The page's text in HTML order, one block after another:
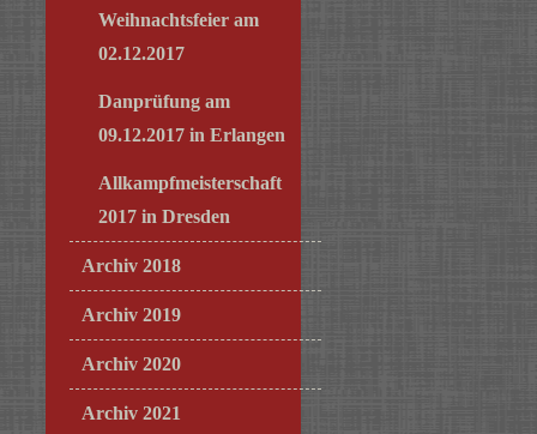
Weihnachtsfeier am
02.12.2017
Danprüfung am
09.12.2017 in Erlangen
Allkampfmeisterschaft
2017 in Dresden
Archiv 2018
Archiv 2019
Archiv 2020
Archiv 2021